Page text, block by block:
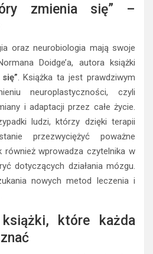
zmienia się” –
oraz neurobiologia mają swoje
Doidge’a, autora książki
. Książka ta jest prawdziwym
neuroplastyczności, czyli
i adaptacji przez całe życie.
ludzi, którzy dzięki terapii
przezwyciężyć poważne
również wprowadza czytelnika w
dotyczących działania mózgu.
nowych metod leczenia i
książki, które każda